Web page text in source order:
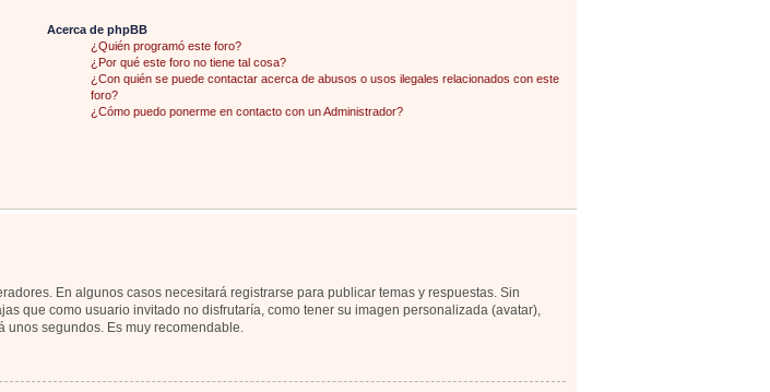
Acerca de phpBB
¿Quién programó este foro?
¿Por qué este foro no tiene tal cosa?
¿Con quién se puede contactar acerca de abusos o usos ilegales relacionados con este
foro?
¿Cómo puedo ponerme en contacto con un Administrador?
En algunos casos necesitará registrarse para publicar temas y respuestas. Sin
que como usuario invitado no disfrutaría, como tener su imagen personalizada (avatar),
unos segundos. Es muy recomendable.